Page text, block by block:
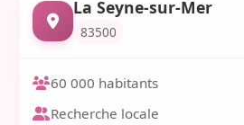
La Seyne-sur-Mer
83500
60 000 habitants
Recherche locale